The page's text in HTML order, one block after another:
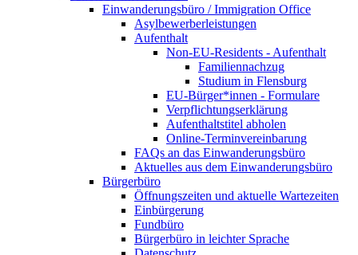
Einwanderungsbüro / Immigration Office
Asylbewerberleistungen
Aufenthalt
Non-EU-Residents - Aufenthalt
Familiennachzug
Studium in Flensburg
EU-Bürger*innen - Formulare
Verpflichtungserklärung
Aufenthaltstitel abholen
Online-Terminvereinbarung
FAQs an das Einwanderungsbüro
Aktuelles aus dem Einwanderungsbüro
Bürgerbüro
Öffnungszeiten und aktuelle Wartezeiten
Einbürgerung
Fundbüro
Bürgerbüro in leichter Sprache